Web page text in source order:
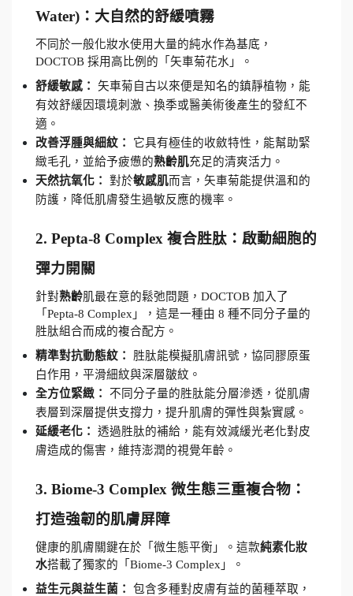
Water)：大自然的舒緩噴霧
不同於一般化妝水使用大量的純水作為基底，
DOCTOB 採用高比例的「矢車菊花水」。
舒緩敏感：
矢車菊自古以來便是知名的鎮靜植物，能
有效舒緩因環境刺激、換季或醫美術後產生的發紅不
適。
改善浮腫與細紋：
它具有極佳的收斂特性，能幫助緊
緻毛孔，並給予疲憊的熟齡肌充足的清爽活力。
天然抗氧化：
對於敏感肌而言，矢車菊能提供溫和的
防護，降低肌膚發生過敏反應的機率。
2. Pepta-8 Complex 複合胜肽：啟動細胞的
彈力開關
針對熟齡肌最在意的鬆弛問題，DOCTOB 加入了
「Pepta-8 Complex」，這是一種由 8 種不同分子量的
胜肽組合而成的複合配方。
精準對抗動態紋：
胜肽能模擬肌膚訊號，協同膠原蛋
白作用，平滑細紋與深層皺紋。
全方位緊緻：
不同分子量的胜肽能分層滲透，從肌膚
表層到深層提供支撐力，提升肌膚的彈性與紮實感。
延緩老化：
透過胜肽的補給，能有效減緩光老化對皮
膚造成的傷害，維持澎潤的視覺年齡。
3. Biome-3 Complex 微生態三重複合物：
打造強韌的肌膚屏障
健康的肌膚關鍵在於「微生態平衡」。這款純素化妝
水搭載了獨家的「Biome-3 Complex」。
益生元與益生菌：
包含多種對皮膚有益的菌種萃取，